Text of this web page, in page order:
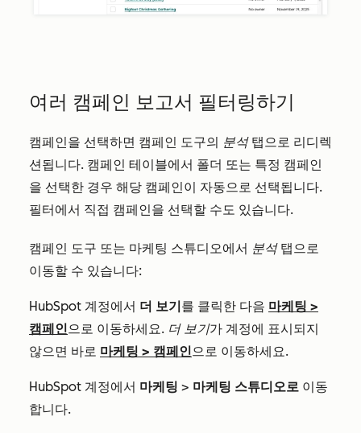
여러 캠페인 보고서 필터링하기
캠페인을 선택하면 캠페인 도구의 분석탭으로 리디렉
션됩니다. 캠페인 테이블에서 폴더 또는 특정 캠페인
을 선택한 경우 해당 캠페인이 자동으로 선택됩니다.
필터에서 직접 캠페인을 선택할 수도 있습니다.
캠페인 도구 또는 마케팅 스튜디오에서 분석탭으로
이동할 수 있습니다:
HubSpot 계정에서 더 보기를 클릭한 다음 마케팅 >
캠페인으로 이동하세요. 더 보기가 계정에 표시되지
않으면 바로 마케팅 > 캠페인으로 이동하세요.
HubSpot 계정에서 마케팅 > 마케팅 스튜디오로 이동
합니다.